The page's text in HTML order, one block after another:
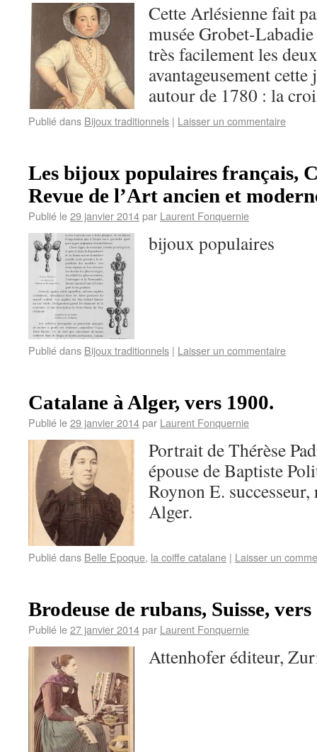
Cette Arlésienne fait
musée Grobet-
très facilement les
avantageusement
autour de 1780 : la
Publié dans Bijoux traditionnels | Laisser un commentaire
Les bijoux populaires français,
Revue de l’Art ancien et
Publié le29 janvier 2014par Laurent Fonquernie
bijoux populaires
Publié dans Bijoux traditionnels | Laisser un commentaire
Catalane à Alger, vers 1900.
Publié le29 janvier 2014par Laurent Fonquernie
Portrait de Thérèse
épouse de Baptiste
Roynon E.
Alger.
Publié dans Belle Epoque, la coiffe catalane | Laisser un
Brodeuse de rubans, Suisse, vers
Publié le27 janvier 2014par Laurent Fonquernie
Attenhofer éditeur,